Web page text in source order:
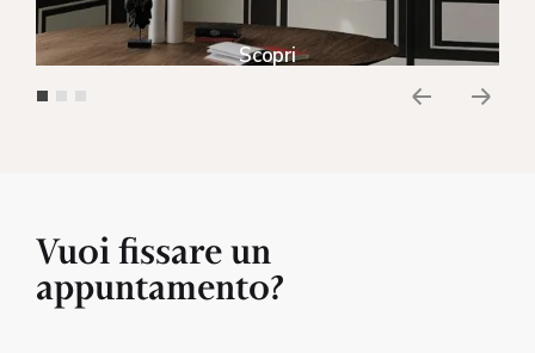
Scopri
Vuoi fissare un
appuntamento?